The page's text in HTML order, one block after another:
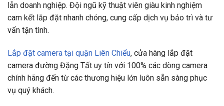
lẫn doanh nghiệp. Đội ngũ kỹ thuật viên giàu kinh nghiệm
cam kết lắp đặt nhanh chóng, cung cấp dịch vụ bảo trì và tư
vấn tận tình.
Lắp đặt camera tại quận Liên Chiểu, cửa hàng lắp đặt
camera đường Đặng Tất uy tín với 100% các dòng camera
chính hãng đến từ các thương hiệu lớn luôn sẵn sàng phục
vụ quý khách.